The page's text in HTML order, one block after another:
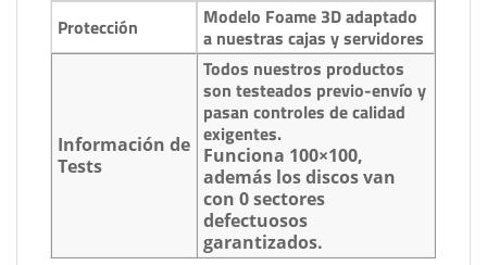
Protección
Modelo Foame 3D adaptado
a nuestras cajas y servidores
Información de
Tests
Todos nuestros productos
son testeados previo-envío y
pasan controles de calidad
exigentes.
Funciona 100×100,
además los discos van
con 0 sectores
defectuosos
garantizados.